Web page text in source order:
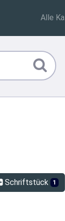
Alle
Schriftstück 1